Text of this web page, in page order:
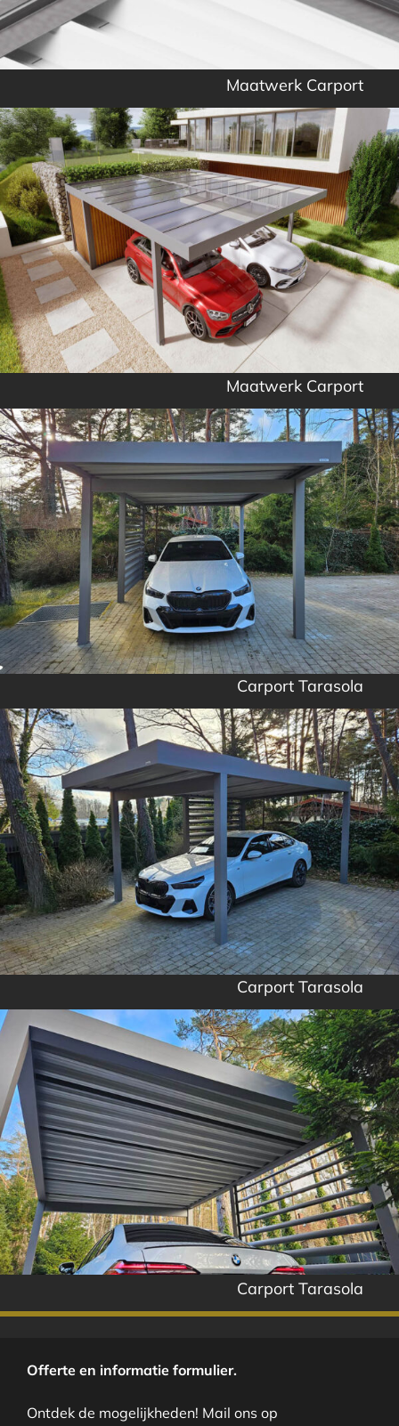
Maatwerk Carport
Maatwerk Carport
Carport Tarasola
Carport Tarasola
Carport Tarasola
Offerte en informatie formulier.
Ontdek de mogelijkheden! Mail ons op